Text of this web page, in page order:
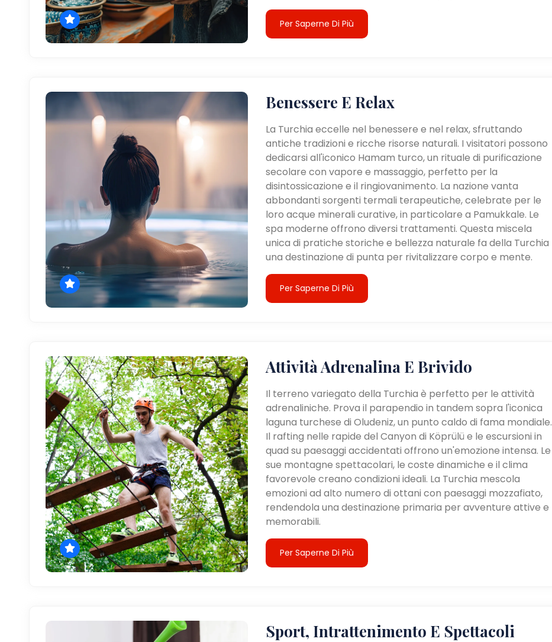
Per Saperne Di Più
Benessere E Relax
La Turchia eccelle nel benessere e nel relax, sfruttando
antiche tradizioni e ricche risorse naturali. I visitatori possono
dedicarsi all'iconico Hamam turco, un rituale di purificazione
secolare con vapore e massaggio, perfetto per la
disintossicazione e il ringiovanimento. La nazione vanta
abbondanti sorgenti termali terapeutiche, celebrate per le
loro acque minerali curative, in particolare a Pamukkale. Le
spa moderne offrono diversi trattamenti. Questa miscela
unica di pratiche storiche e bellezza naturale fa della Turchia
una destinazione di punta per rivitalizzare corpo e mente.
Per Saperne Di Più
Attività Adrenalina E Brivido
Il terreno variegato della Turchia è perfetto per le attività
adrenaliniche. Prova il parapendio in tandem sopra l'iconica
laguna turchese di Oludeniz, un punto caldo di fama mondiale.
Il rafting nelle rapide del Canyon di Köprülü e le escursioni in
quad su paesaggi accidentati offrono un'emozione intensa. Le
sue montagne spettacolari, le coste dinamiche e il clima
favorevole creano condizioni ideali. La Turchia mescola
emozioni ad alto numero di ottani con paesaggi mozzafiato,
rendendola una destinazione primaria per avventure attive e
memorabili.
Per Saperne Di Più
Sport, Intrattenimento E Spettacoli